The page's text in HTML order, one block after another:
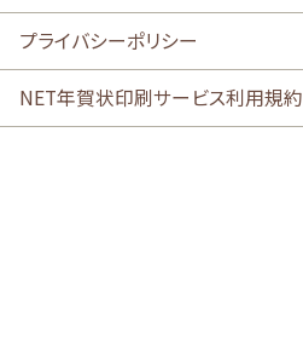
プライバシーポリシー
NET年賀状印刷サービス利用規約